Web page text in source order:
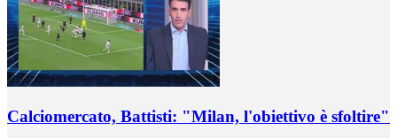
Calciomercato, Battisti: "Milan, l'obiettivo è sfoltire"